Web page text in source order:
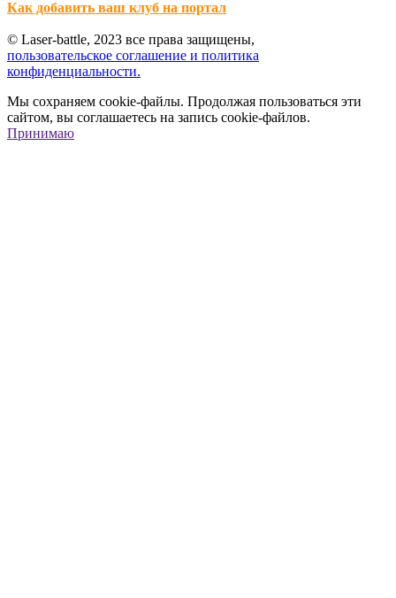
Как добавить ваш клуб на портал
© Laser-battle, 2023 все права защищены,
пользовательское соглашение и политика
конфиденциальности.
Мы сохраняем cookie-файлы. Продолжая пользоваться эти
сайтом, вы соглашаетесь на запись cookie-файлов.
Принимаю